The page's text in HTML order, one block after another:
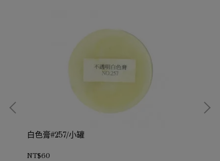
白色膏#257/小罐
NT$60